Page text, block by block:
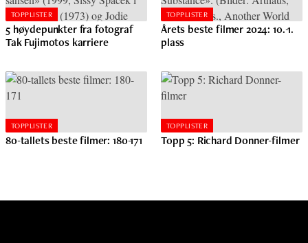
TOPPLISTER
5 høydepunkter fra fotograf
Tak Fujimotos karriere
TOPPLISTER
Årets beste filmer 2024: 10.-1.
plass
TOPPLISTER
80-tallets beste filmer: 180-171
TOPPLISTER
Topp 5: Richard Donner-filmer